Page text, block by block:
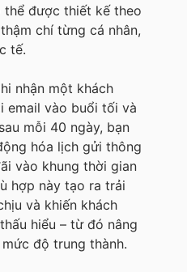
thể được thiết kế theo
chí từng cá nhân,
tế.
nhận một khách
email vào buổi tối và
mỗi 40 ngày, bạn
hóa lịch gửi thông
vào khung thời gian
hợp này tạo ra trải
và khiến khách
hiểu – từ đó nâng
độ trung thành.